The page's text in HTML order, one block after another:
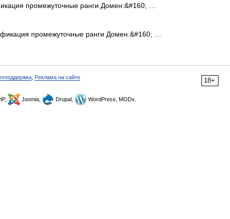
промежуточные ранги Домен:&#160; …
промежуточные ранги Домен:&#160; …
18+
Реклама на сайте
Joomla, Drupal, WordPress, MODx.